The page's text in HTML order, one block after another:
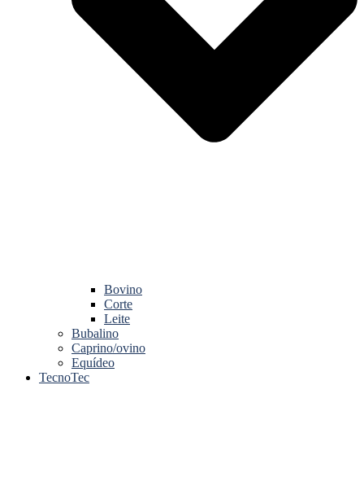
Bovino
Corte
Leite
Bubalino
Caprino/ovino
Equídeo
TecnoTec